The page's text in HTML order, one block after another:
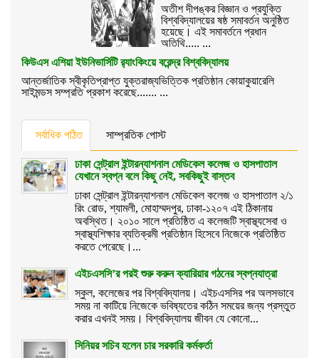
অতীশ দীপঙ্কর বিজ্ঞান ও প্রযুক্তি
বিশ্ববিদ্যালয়ের ষষ্ঠ সমাবর্তন অনুষ্ঠিত
হয়েছে। এই সমাবর্তনে প্রধান
অতিথি..... ...
কিউএস এশিয়া ইউনিভার্সিটি র‌্যাংকিংয়ে বরেন্দ্র বিশ্ববিদ্যালয়
আন্তর্জাতিক স্বীকৃতিপ্রাপ্ত যুক্তরাজ্যভিত্তিক প্রতিষ্ঠান কোয়াকুয়ারেলি
সাইমন্ডস সম্প্রতি প্রকাশ করেছে....... ...
সর্বাধিক পঠিত সাম্প্রতিক পোস্ট
ঢাকা সেন্ট্রাল ইন্টারন্যাশনাল মেডিকেল কলেজ ও হাসপাতাল
যেখানে স্বপ্ন বলে কিছু নেই, সবকিছুই বাস্তব
ঢাকা সেন্ট্রাল ইন্টারন্যাশনাল মেডিকেল কলেজ ও হাসপাতাল ২/১
রিং রোড, শ্যামলী, মোহাম্মদপুর, ঢাকা-১২০৭ এই ঠিকানায়
অবস্থিত। ২০১০ সালে প্রতিষ্ঠিত এ কলেজটি স্বাস্থ্যসেবা ও
স্বাস্থ্যশিক্ষার ব্যতিক্রমী প্রতিষ্ঠান হিসেবে নিজেকে প্রতিষ্ঠিত
করতে পেরেছে।...
এইচএসসি’র পরই শুরু করুন ক্যারিয়ার গঠনের স্বপ্নযাত্রা
স্কুল, কলেজের পর বিশ্ববিদ্যালয়। এইচএসসির পর অলসভাবে
সময় না কাটিয়ে নিজেকে ভবিষ্যতের কঠিন সময়ের জন্য প্রস্তুত
করার এখনই সময়। বিশ্ববিদ্যালয় জীবন যে কোনো...
সিনিয়র সচিব হলেন চার সরকারি কর্মকর্তা